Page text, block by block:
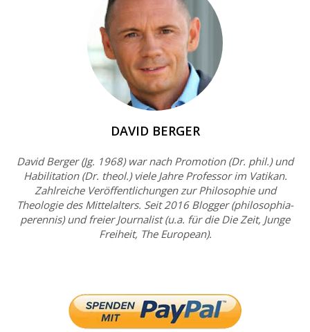
DAVID BERGER
David Berger (Jg. 1968) war nach Promotion (Dr. phil.) und
Habilitation (Dr. theol.) viele Jahre Professor im Vatikan.
Zahlreiche Veröffentlichungen zur Philosophie und
Theologie des Mittelalters. Seit 2016 Blogger (philosophia-
perennis) und freier Journalist (u.a. für die Die Zeit, Junge
Freiheit, The European).